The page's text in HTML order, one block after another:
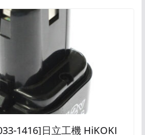
1416]日立工機 HiKOKI